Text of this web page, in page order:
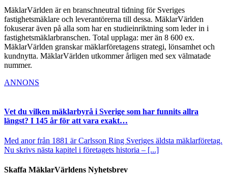
MäklarVärlden är en branschneutral tidning för Sveriges
fastighetsmäklare och leverantörerna till dessa. MäklarVärlden
fokuserar även på alla som har en studieinriktning som leder in i
fastighetsmäklarbranschen. Total upplaga: mer än 8 600 ex.
MäklarVärlden granskar mäklarföretagens strategi, lönsamhet och
kundnytta. MäklarVärlden utkommer årligen med sex välmatade
nummer.
ANNONS
Vet du vilken mäklarbyrå i Sverige som har funnits allra
längst? I 145 år för att vara exakt…
Med anor från 1881 är Carlsson Ring Sveriges äldsta mäklarföretag.
Nu skrivs nästa kapitel i företagets historia – [...]
Skaffa MäklarVärldens Nyhetsbrev